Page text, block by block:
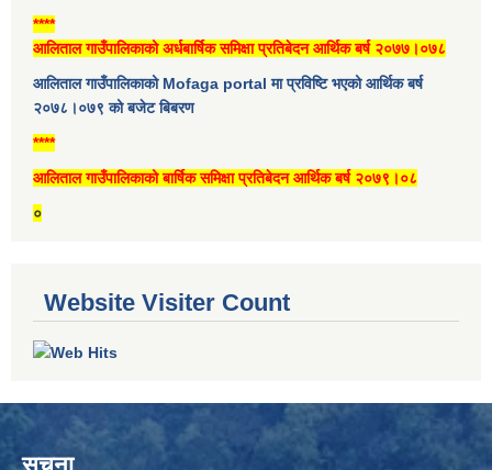
****
आलिताल गाउँपालिकाको अर्धबार्षिक समिक्षा प्रतिबेदन आर्थिक बर्ष २०७७।०७८
आलिताल गाउँपालिकाको Mofaga portal मा प्रविष्टि भएको आर्थिक बर्ष
२०७८।०७९ को बजेट बिबरण
****
आलिताल गाउँपालिकाको बार्षिक समिक्षा प्रतिबेदन आर्थिक बर्ष २०७९।०८
०
Website Visiter Count